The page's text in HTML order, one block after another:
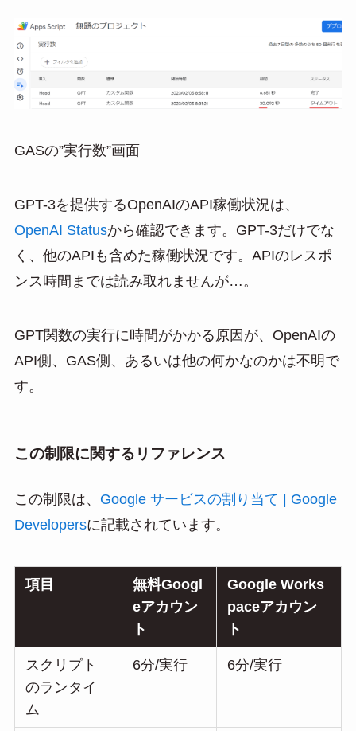
GASの”実行数”画面
GPT-3を提供するOpenAIのAPI稼働状況は、
OpenAI Statusから確認できます。GPT-3だけでな
く、他のAPIも含めた稼働状況です。APIのレスポ
ンス時間までは読み取れませんが…。
GPT関数の実行に時間がかかる原因が、OpenAIの
API側、GAS側、あるいは他の何かなのかは不明で
す。
この制限に関するリファレンス
この制限は、 Google サービスの割り当て | Google
Developersに記載されています。
項目
無料Googl
eアカウン
ト
Google Works
paceアカウン
ト
スクリプト
のランタイ
ム
6分/実行 6分/実行